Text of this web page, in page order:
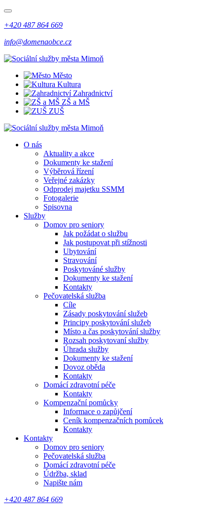
+420 487 864 669
info@domenaobce.cz
Město
Kultura
Zahradnictví
ZŠ a MŠ
ZUŠ
O nás
Aktuality a akce
Dokumenty ke stažení
Výběrová řízení
Veřejné zakázky
Odprodej majetku SSMM
Fotogalerie
Spisovna
Služby
Domov pro seniory
Jak požádat o službu
Jak postupovat při stížnosti
Ubytování
Stravování
Poskytováné služby
Dokumenty ke stažení
Kontakty
Pečovatelská služba
Cíle
Zásady poskytování služeb
Principy poskytování služeb
Místo a čas poskytování služby
Rozsah poskytovaní služby
Úhrada služby
Dokumenty ke stažení
Dovoz oběda
Kontakty
Domácí zdravotní péče
Kontakty
Kompenzační pomůcky
Informace o zapůjčení
Ceník kompenzačních pomůcek
Kontakty
Kontakty
Domov pro seniory
Pečovatelská služba
Domácí zdravotní péče
Údržba, sklad
Napište nám
+420 487 864 669